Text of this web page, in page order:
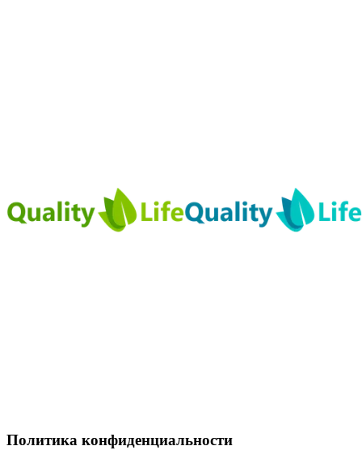
Политика конфиденциальности